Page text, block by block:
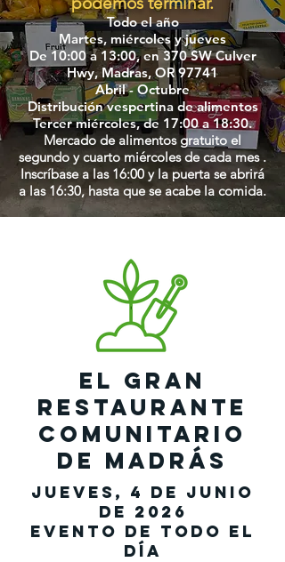
Todo el año
Martes, miércoles y jueves
De 10:00 a 13:00, en 370 SW Culver
Hwy, Madras, OR 97741
Abril - Octubre
Distribución vespertina de alimentos
Tercer miércoles, de 17:00 a 18:30.
Mercado de alimentos gratuito el
segundo y cuarto miércoles de cada mes .
Inscríbase a las 16:00 y la puerta se abrirá
a las 16:30, hasta que se acabe la comida.
El Gran
Restaurante
Comunitario
de Madrás
Jueves, 4 de junio
de 2026
Evento de todo el
día